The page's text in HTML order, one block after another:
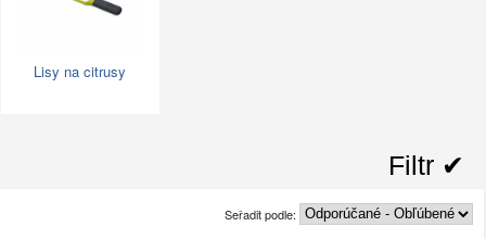
Lisy na citrusy
Filtr ✔︎
Seřadit podle: